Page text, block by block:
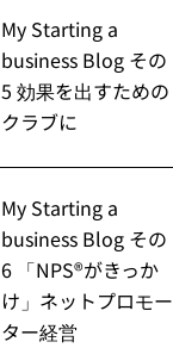
My Starting a
business Blog その
5 効果を出すための
クラブに
My Starting a
business Blog その
6 「NPS®️がきっか
け」ネットプロモー
ター経営